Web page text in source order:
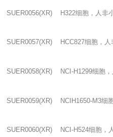
SUER0056(XR) H322细胞，人非
SUER0057(XR) HCC827细胞，人
SUER0058(XR) NCI-H1299细胞
SUER0059(XR) NCIH1650-M3细
SUER0060(XR) NCI-H524细胞，